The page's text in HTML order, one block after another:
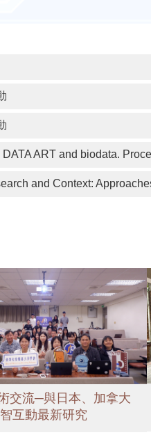
ART and biodata.
and Context:
交流─與日本、加拿大
互動最新研究